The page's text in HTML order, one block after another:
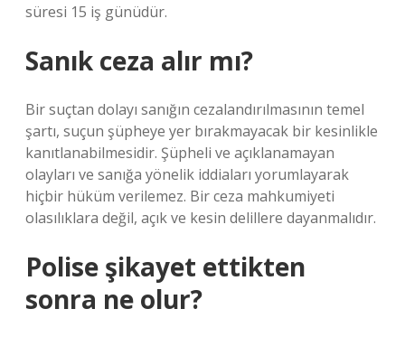
süresi 15 iş günüdür.
Sanık ceza alır mı?
Bir suçtan dolayı sanığın cezalandırılmasının temel
şartı, suçun şüpheye yer bırakmayacak bir kesinlikle
kanıtlanabilmesidir. Şüpheli ve açıklanamayan
olayları ve sanığa yönelik iddiaları yorumlayarak
hiçbir hüküm verilemez. Bir ceza mahkumiyeti
olasılıklara değil, açık ve kesin delillere dayanmalıdır.
Polise şikayet ettikten
sonra ne olur?